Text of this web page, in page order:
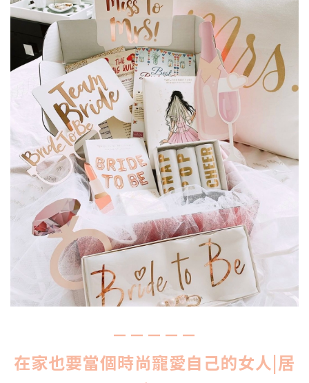
－－－－－
在家也要當個時尚寵愛自己的女人|居